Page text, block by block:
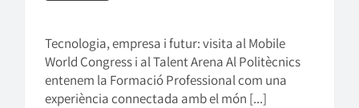
Tecnologia, empresa i futur: visita al Mobile
World Congress i al Talent Arena Al Politècnics
entenem la Formació Professional com una
experiència connectada amb el món [...]